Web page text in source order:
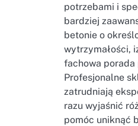
potrzebami i
bardziej
betonie o
wytrzymałości,
fachowa
Profesjonalne
zatrudniają
razu wyjaśnić
pomóc uniknąć